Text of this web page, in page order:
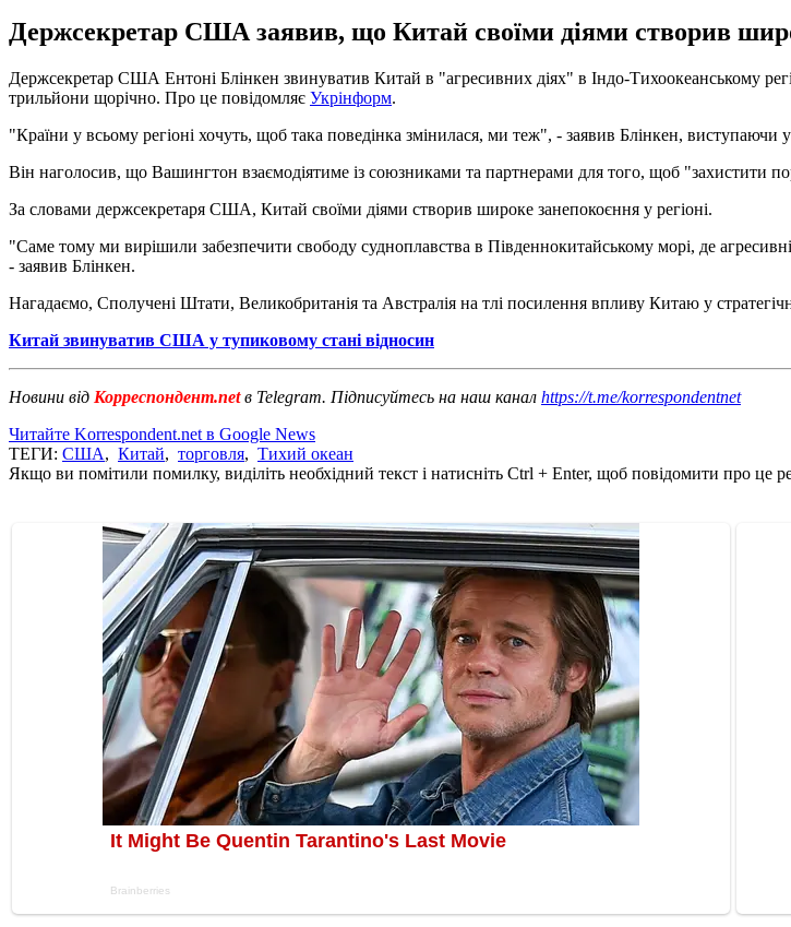
Держсекретар США заявив, що Китай своїми діями створив
Держсекретар США Ентоні Блінкен звинуватив Китай в "агресивних діях" в Індо-Тихоокеанському
трильйони щорічно. Про це повідомляє Укрінформ.
"Країни у всьому регіоні хочуть, щоб така поведінка змінилася, ми теж", - заявив Блінкен, виступаючи
Він наголосив, що Вашингтон взаємодіятиме із союзниками та партнерами для того, щоб "захистити
За словами держсекретаря США, Китай своїми діями створив широке занепокоєння у регіоні.
"Саме тому ми вирішили забезпечити свободу судноплавства в Південнокитайському морі, де
- заявив Блінкен.
Нагадаємо, Сполучені Штати, Великобританія та Австралія на тлі посилення впливу Китаю у
Китай звинуватив США у тупиковому стані відносин
Новини від Корреспондент.netв Telegram. Підписуйтесь на наш канал https://t.me/korrespondentnet
Читайте Korrespondent.net в Google News
ТЕГИ: США, Китай, торговля, Тихий океан
Якщо ви помітили помилку, виділіть необхідний текст і натисніть Ctrl + Enter, щоб повідомити про це